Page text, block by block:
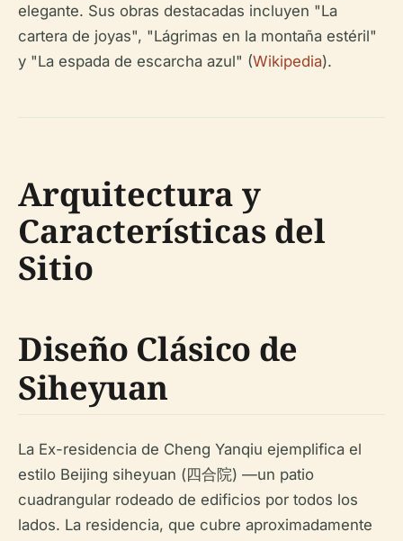
elegante. Sus obras destacadas incluyen "La
cartera de joyas", "Lágrimas en la montaña estéril"
y "La espada de escarcha azul" (Wikipedia).
Arquitectura y
Características del
Sitio
Diseño Clásico de
Siheyuan
La Ex-residencia de Cheng Yanqiu ejemplifica el
estilo Beijing siheyuan (四合院) —un patio
cuadrangular rodeado de edificios por todos los
lados. La residencia, que cubre aproximadamente